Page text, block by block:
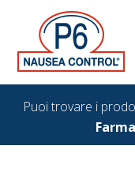
Puoi trovare i